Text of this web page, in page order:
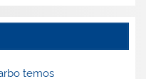
temos